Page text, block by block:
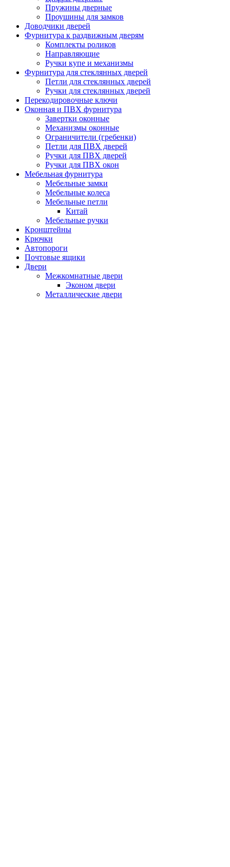
Пружины дверные
Проушины для замков
Доводчики дверей
Фурнитура к раздвижным дверям
Комплекты роликов
Направляющие
Ручки купе и механизмы
Фурнитура для стеклянных дверей
Петли для стеклянных дверей
Ручки для стеклянных дверей
Перекодировочные ключи
Оконная и ПВХ фурнитура
Завертки оконные
Механизмы оконные
Ограничители (гребенки)
Петли для ПВХ дверей
Ручки для ПВХ дверей
Ручки для ПВХ окон
Мебельная фурнитура
Мебельные замки
Мебельные колеса
Мебельные петли
Китай
Мебельные ручки
Кронштейны
Крючки
Автопороги
Почтовые ящики
Двери
Межкомнатные двери
Эконом двери
Металлические двери